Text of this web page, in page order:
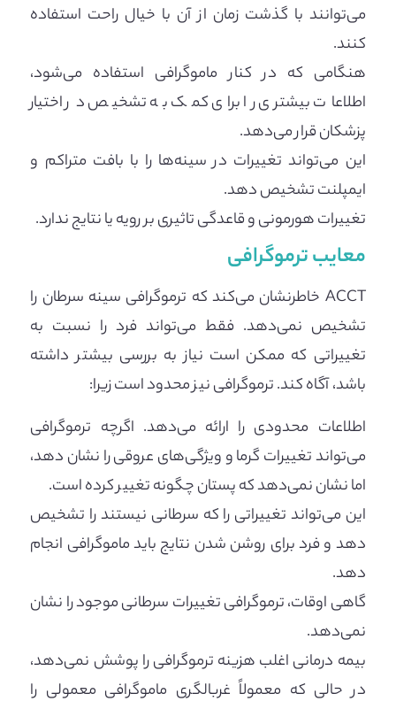
می‌توانند با گذشت زمان از آن با خیال راحت استفاده
کنند.
هنگامی که در کنار ماموگرافی استفاده می‌شود،
اطلاعات بیشتری را برای کمک به تشخیص در اختیار
پزشکان قرار می‌دهد.
این می‌تواند تغییرات در سینه‌ها را با بافت متراکم و
ایمپلنت تشخیص دهد.
تغییرات هورمونی و قاعدگی تاثیری بر رویه یا نتایج ندارد.
معایب ترموگرافی
ACCT خاطرنشان می‌کند که ترموگرافی سینه سرطان را
تشخیص نمی‌دهد. فقط می‌تواند فرد را نسبت به
تغییراتی که ممکن است نیاز به بررسی بیشتر داشته
باشد، آگاه کند. ترموگرافی نیز محدود است زیرا:
اطلاعات محدودی را ارائه می‌دهد. اگرچه ترموگرافی
می‌تواند تغییرات گرما و ویژگی‌های عروقی را نشان دهد،
اما نشان نمی‌دهد که پستان چگونه تغییر کرده است.
این می‌تواند تغییراتی را که سرطانی نیستند را تشخیص
دهد و فرد برای روشن شدن نتایج باید ماموگرافی انجام
دهد.
گاهی اوقات، ترموگرافی تغییرات سرطانی موجود را نشان
نمی‌دهد.
بیمه درمانی اغلب هزینه ترموگرافی را پوشش نمی‌دهد،
در حالی که معمولاً غربالگری ماموگرافی معمولی را